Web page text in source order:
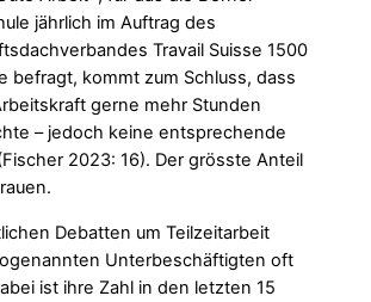
jährlich im Auftrag des
Travail Suisse 1500
befragt, kommt zum Schluss, dass
gerne mehr Stunden
– jedoch keine entsprechende
2023: 16). Der grösste Anteil
Debatten um Teilzeitarbeit
Unterbeschäftigten oft
ist ihre Zahl in den letzten 15